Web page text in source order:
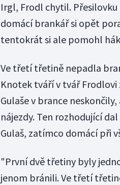
Irgl, Frodl chytil. Přesilovku
domácí brankář si opět
tentokrát si ale pomohl
Ve třetí třetině nepadla
Knotek tváří v tvář
Gulaše v brance
nájezdy. Ten rozhodující
Gulaš, zatímco domácí při
"První dvě třetiny byly
jenom bránili. Ve třetí